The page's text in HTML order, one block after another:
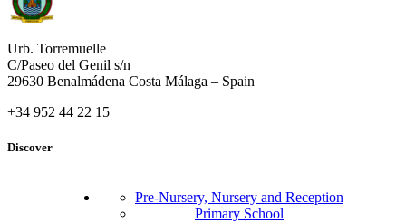
Urb. Torremuelle
C/Paseo del Genil s/n
29630 Benalmádena Costa Málaga – Spain
+34 952 44 22 15
Discover
Pre-Nursery, Nursery and Reception
Primary School